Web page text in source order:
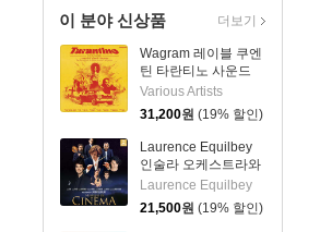
이 분야 신상품
Wagram 레이블 쿠엔
틴 타란티노 사운드
컴필레이션
(Tarantino Sounds)
[LP]
Various Artists
31,200원 (19% 할인)
Laurence Equilbey
인술라 오케스트라와
함께하는 클래식 명곡
모음집 (Musiques de
Cinema)
Laurence Equilbey
21,500원 (19% 할인)
더보기